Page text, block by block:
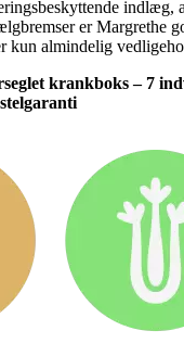
indlæg,
er Margrethe
kun almindelig
krankboks – 7